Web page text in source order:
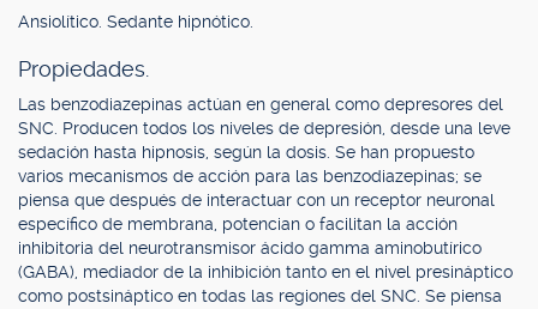
Ansiolítico. Sedante hipnótico.
Propiedades.
Las benzodiazepinas actúan en general como depresores del
SNC. Producen todos los niveles de depresión, desde una leve
sedación hasta hipnosis, según la dosis. Se han propuesto
varios mecanismos de acción para las benzodiazepinas; se
piensa que después de interactuar con un receptor neuronal
específico de membrana, potencian o facilitan la acción
inhibitoria del neurotransmisor ácido gamma aminobutírico
(GABA), mediador de la inhibición tanto en el nivel presináptico
como postsináptico en todas las regiones del SNC. Se piensa